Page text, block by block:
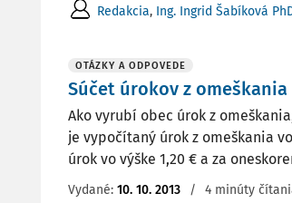
Redakcia, Ing. Ingrid Šabíková
OTÁZKY A ODPOVEDE
Súčet úrokov z omeškania
Ako vyrubí obec úrok z
je vypočítaný úrok z omeškania
úrok vo výške 1,20 € a za
Vydané: 10. 10. 2013 / 4 minúty